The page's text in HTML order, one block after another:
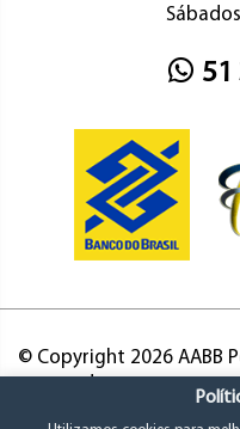
51
© Copyright 2026 AABB